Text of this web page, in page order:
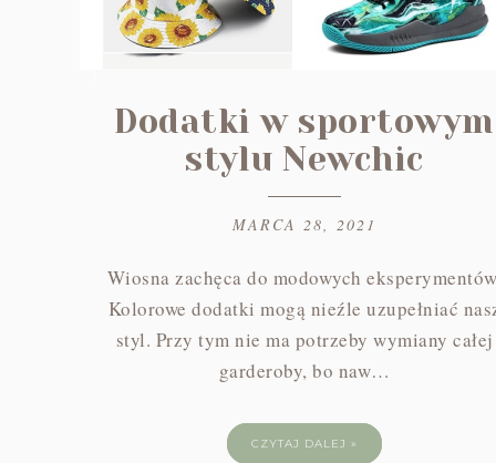
Dodatki w sportowym
stylu Newchic
MARCA 28, 2021
Wiosna zachęca do modowych
Kolorowe dodatki mogą nieźle uzupełniać
styl. Przy tym nie ma potrzeby wymiany całej
garderoby, bo naw…
CZYTAJ DALEJ »